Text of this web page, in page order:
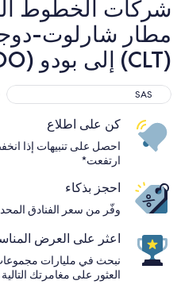
شركات الخطوط
مطار شارلوت-
(CLT) إلى بودو (BOO)
SASSAS
كن على اطلاع
احصل على تنبيهات إذا
ارتفعت*
احجز بذكاء
وفّر من سعر الفنادق
اعثر على العرض
نبحث في مليارات
العثور على مغامرتك التالية